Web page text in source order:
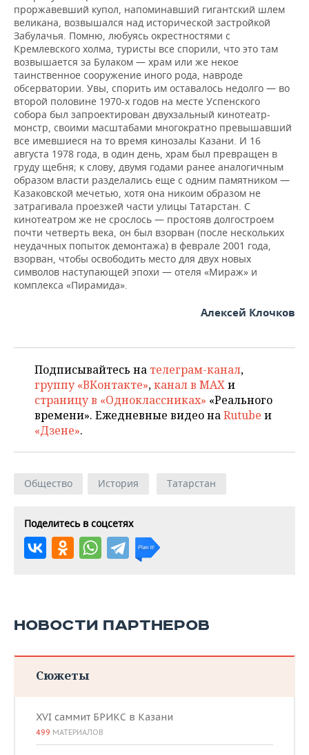
проржавевший купол, напоминавший гигантский шлем
великана, возвышался над исторической застройкой
Забулачья. Помню, любуясь окрестностями с
Кремлевского холма, туристы все спорили, что это там
возвышается за Булаком — храм или же некое
таинственное сооружение иного рода, навроде
обсерватории. Увы, спорить им оставалось недолго — во
второй половине 1970-х годов на месте Успенского
собора был запроектирован двухзальный кинотеатр-
монстр, своими масштабами многократно превышавший
все имевшиеся на то время кинозалы Казани. И 16
августа 1978 года, в один день, храм был превращен в
груду щебня; к слову, двумя годами ранее аналогичным
образом власти разделались еще с одним памятником —
Казаковской мечетью, хотя она никоим образом не
затрагивала проезжей части улицы Татарстан. С
кинотеатром же не срослось — простояв долгостроем
почти четверть века, он был взорван (после нескольких
неудачных попыток демонтажа) в феврале 2001 года,
взорван, чтобы освободить место для двух новых
символов наступающей эпохи — отеля «Мираж» и
комплекса «Пирамида».
Алексей Клочков
Подписывайтесь на телеграм-канал,
группу «ВКонтакте»,канал в MAXи
страницу в «Одноклассниках» «Реального
времени». Ежедневные видео наRutube и
«Дзене».
Общество История Татарстан
Поделитесь в соцсетях
НОВОСТИ ПАРТНЕРОВ
Сюжеты
XVI саммит БРИКС в Казани
499 МАТЕРИАЛОВ